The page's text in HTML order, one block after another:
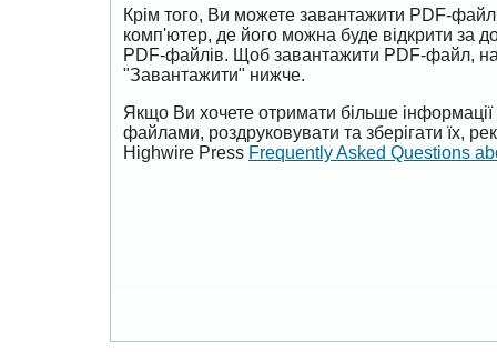
Крім того, Ви можете завантажити PDF-
комп'ютер, де його можна буде відкрити за
PDF-файлів. Щоб завантажити PDF-файл,
"Завантажити" нижче.
Якщо Ви хочете отримати більше
файлами, роздруковувати та зберігати їх,
Highwire Press Frequently Asked Questions